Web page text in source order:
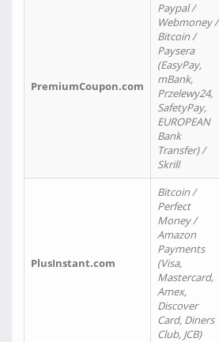
PremiumCoupon.com
Paypal /
Webmoney /
Bitcoin /
Paysera
(EasyPay,
mBank,
Przelewy24,
SafetyPay,
EUROPEAN
Bank
Transfer) /
Skrill
PlusInstant.com
Bitcoin /
Perfect
Money /
Amazon
Payments
(Visa,
Mastercard,
Amex,
Discover
Card, Diners
Club, JCB)